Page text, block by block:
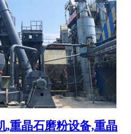
,重晶石磨粉设备,重晶